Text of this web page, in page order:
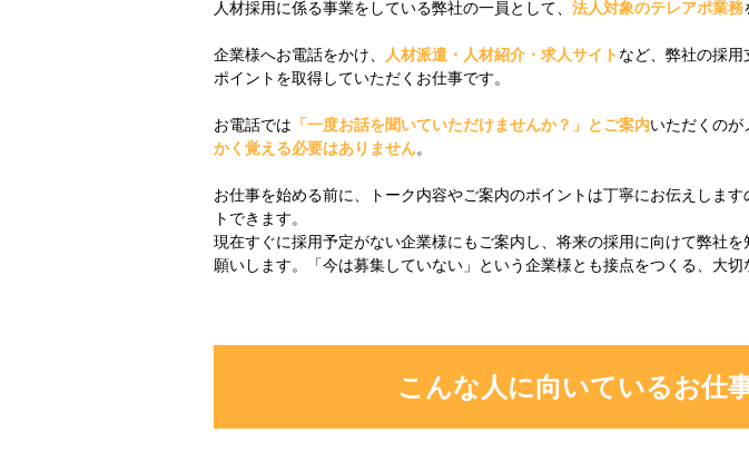
人材採用に係る事業をしている弊社の一員として、 法人対象のテレアポ業務
企業様へお電話をかけ、 人材派遣・人材紹介・求人サイトなど、弊社の採
ポイントを取得していただくお仕事です。
お電話では 「一度お話を聞いていただけませんか？」とご案内いただくのが
かく覚える必要はありません。
お仕事を始める前に、トーク内容やご案内のポイントは丁寧にお伝えします
トできます。
現在すぐに採用予定がない企業様にもご案内し、将来の採用に向けて弊社
願いします。「今は募集していない」という企業様とも接点をつくる、大切
こんな人に向いているお仕